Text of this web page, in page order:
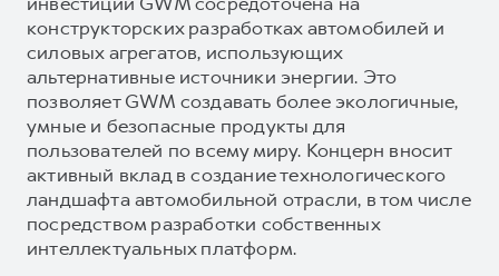
конструкторских разработках автомобилей и
силовых агрегатов, использующих
альтернативные источники энергии. Это
позволяет GWM создавать более экологичные,
умные и безопасные продукты для
пользователей по всему миру. Концерн вносит
активный вклад в создание технологического
ландшафта автомобильной отрасли, в том числе
посредством разработки собственных
интеллектуальных платформ.